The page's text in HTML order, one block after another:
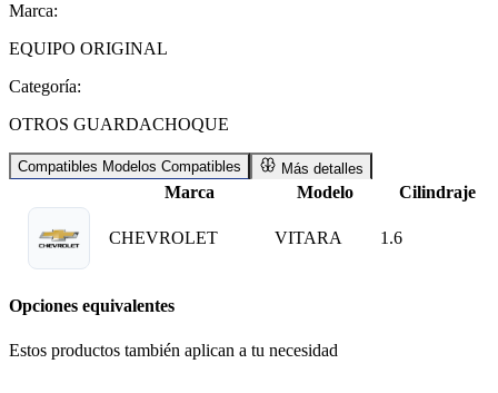
Marca:
EQUIPO ORIGINAL
Categoría:
OTROS GUARDACHOQUE
Compatibles Modelos Compatibles Más detalles
Marca Modelo Cilindraje
CHEVROLET VITARA 1.6
Opciones equivalentes
Estos productos también aplican a tu necesidad